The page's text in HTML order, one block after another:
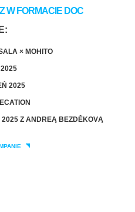
W FORMACIE DOC
× MOHITO
2025
2025 Z ANDREĄ BEZDĚKOVĄ